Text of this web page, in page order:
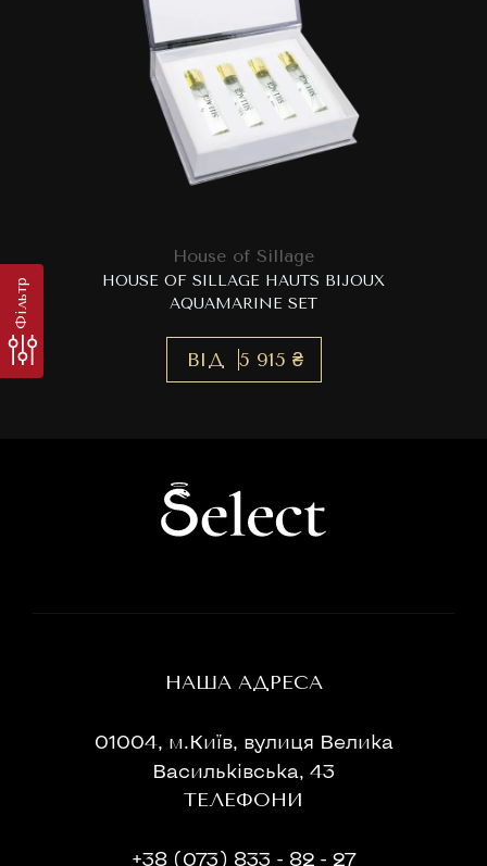
Фільтр
House of Sillage
HOUSE OF SILLAGE HAUTS BIJOUX
AQUAMARINE SET
ВІД 5 915 ₴
НАША АДРЕСА
01004, м.Київ, вулиця Велика
Васильківська, 43
ТЕЛЕФОНИ
+38 (073) 833 - 82 - 27